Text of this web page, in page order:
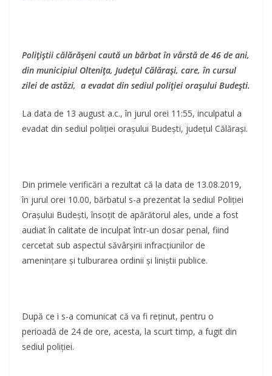
Polițiștii călărășeni caută un bărbat în vârstă de 46 de ani,
din municipiul Oltenița, Județul Călărași, care, în cursul
zilei de astăzi, a evadat din sediul poliției orașului Budești.
La data de 13 august a.c., în jurul orei 11:55, inculpatul a
evadat din sediul poliției orașului Budești, județul Călărași.
Din primele verificări a rezultat că la data de 13.08.2019,
în jurul orei 10.00, bărbatul s-a prezentat la sediul Poliției
Orașului Budești, însoțit de apărătorul ales, unde a fost
audiat în calitate de inculpat într-un dosar penal, fiind
cercetat sub aspectul săvârșirii infracțiunilor de
amenințare și tulburarea ordinii și liniștii publice.
După ce i s-a comunicat că va fi reținut, pentru o
perioadă de 24 de ore, acesta, la scurt timp, a fugit din
sediul poliției.